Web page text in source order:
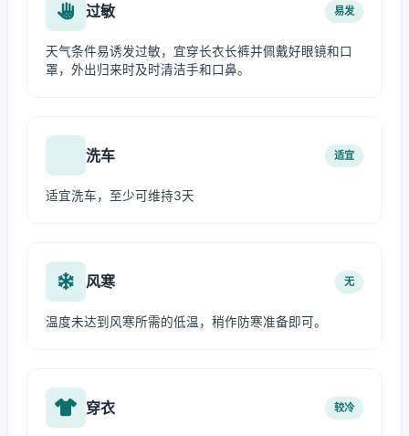
过敏 易发
天气条件易诱发过敏，宜穿长衣长裤并佩戴好眼镜和口
罩，外出归来时及时清洁手和口鼻。
洗车 适宜
适宜洗车，至少可维持3天
风寒 无
温度未达到风寒所需的低温，稍作防寒准备即可。
穿衣 较冷